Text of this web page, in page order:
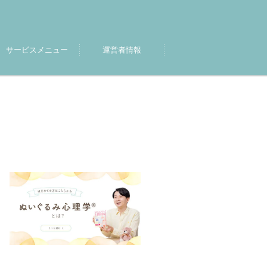
サービスメニュー 運営者情報